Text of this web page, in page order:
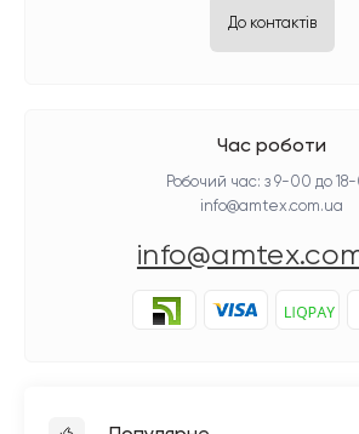
До контактів
Час роботи
Робочий час: з 9-00 до
info@amtex.com.ua